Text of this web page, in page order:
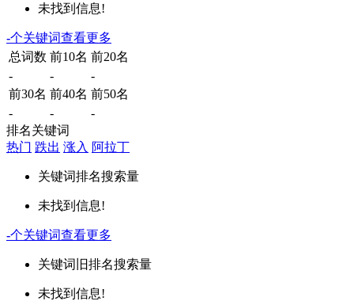
未找到信息!
-个关键词查看更多
总词数 前10名 前20名
-
-
-
前30名 前40名 前50名
-
-
-
排名关键词
热门 跌出 涨入 阿拉丁
关键词排名搜索量
未找到信息!
-个关键词查看更多
关键词 旧排名搜索量
未找到信息!